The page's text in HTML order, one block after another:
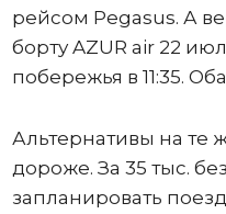
рейсом Pegasus. А
борту AZUR air 22
побережья в 11:35.
Альтернативы на те
дороже. За 35 тыс.
запланировать